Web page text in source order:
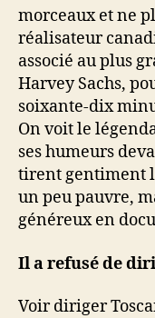
morceaux et ne
réalisateur
associé au plus
Harvey Sachs,
soixante-dix
On voit le
ses humeurs
tirent gentiment
un peu pauvre,
généreux en
Il a refusé de
Voir diriger